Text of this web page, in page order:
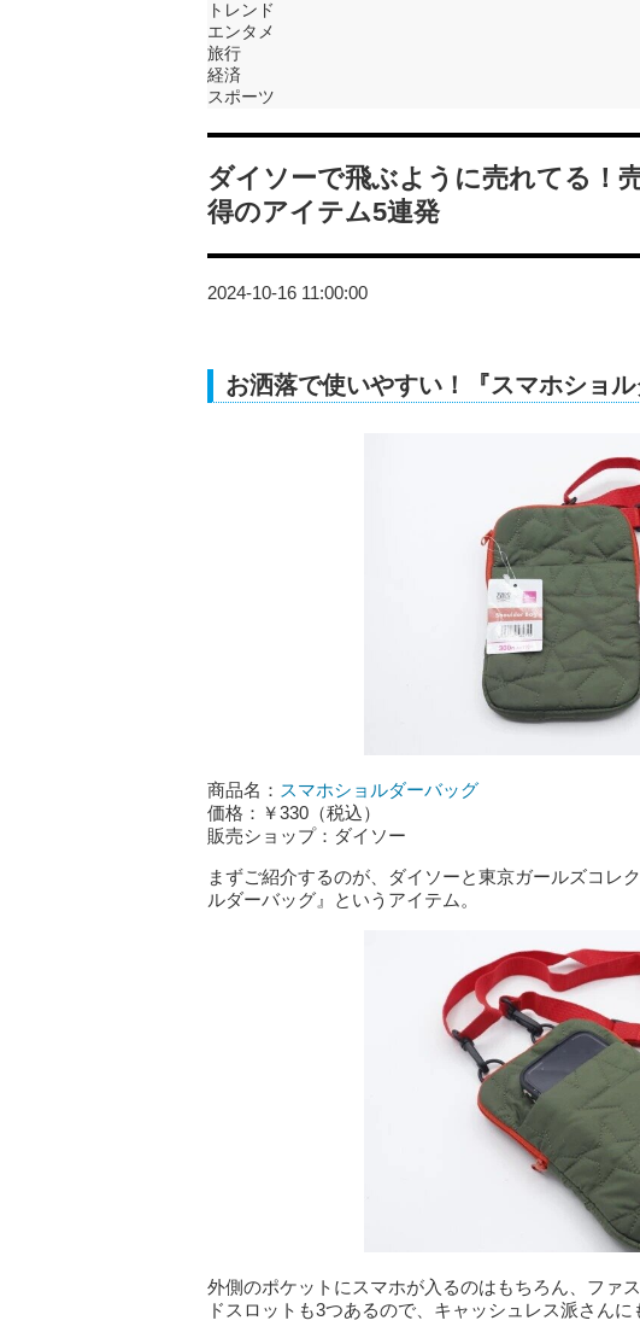
トレンド
エンタメ
旅行
経済
スポーツ
ダイソーで飛ぶように売れてる！
得のアイテム5連発
2024-10-16 11:00:00
お洒落で使いやすい！『スマホショル
商品名： スマホショルダーバッグ
価格：￥330（税込）
販売ショップ：ダイソー
まずご紹介するのが、ダイソーと東京ガールズコレ
ルダーバッグ』というアイテム。
外側のポケットにスマホが入るのはもちろん、ファ
ドスロットも3つあるので、キャッシュレス派さんに